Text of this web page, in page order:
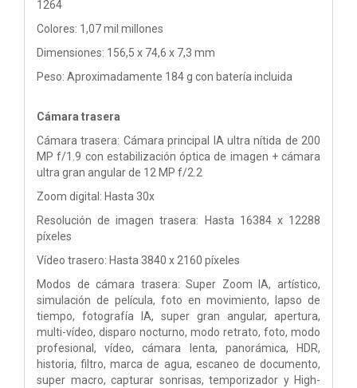
1264
Colores: 1,07 mil millones
Dimensiones: 156,5 x 74,6 x 7,3 mm
Peso: Aproximadamente 184 g con batería incluida
Cámara trasera
Cámara trasera: Cámara principal IA ultra nítida de 200
MP f/1.9 con estabilización óptica de imagen + cámara
ultra gran angular de 12 MP f/2.2
Zoom digital: Hasta 30x
Resolución de imagen trasera: Hasta 16384 x 12288
píxeles
Vídeo trasero: Hasta 3840 x 2160 píxeles
Modos de cámara trasera: Super Zoom IA, artístico,
simulación de película, foto en movimiento, lapso de
tiempo, fotografía IA, super gran angular, apertura,
multi-vídeo, disparo nocturno, modo retrato, foto, modo
profesional, vídeo, cámara lenta, panorámica, HDR,
historia, filtro, marca de agua, escaneo de documento,
super macro, capturar sonrisas, temporizador y High-